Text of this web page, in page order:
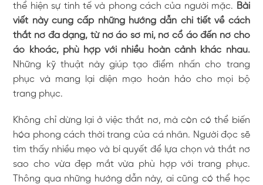
thể hiện sự tinh tế và phong cách của người mặc. Bài
viết này cung cấp những hướng dẫn chi tiết về cách
thắt nơ đa dạng, từ nơ áo sơ mi, nơ cổ áo đến nơ cho
áo khoác, phù hợp với nhiều hoàn cảnh khác nhau.
Những kỹ thuật này giúp tạo điểm nhấn cho trang
phục và mang lại diện mạo hoàn hảo cho mọi bộ
trang phục.
Không chỉ dừng lại ở việc thắt nơ, mà còn có thể biến
hóa phong cách thời trang của cá nhân. Người đọc sẽ
tìm thấy nhiều mẹo và bí quyết để lựa chọn và thắt nơ
sao cho vừa đẹp mắt vừa phù hợp với trang phục.
Thông qua những hướng dẫn này, ai cũng có thể học